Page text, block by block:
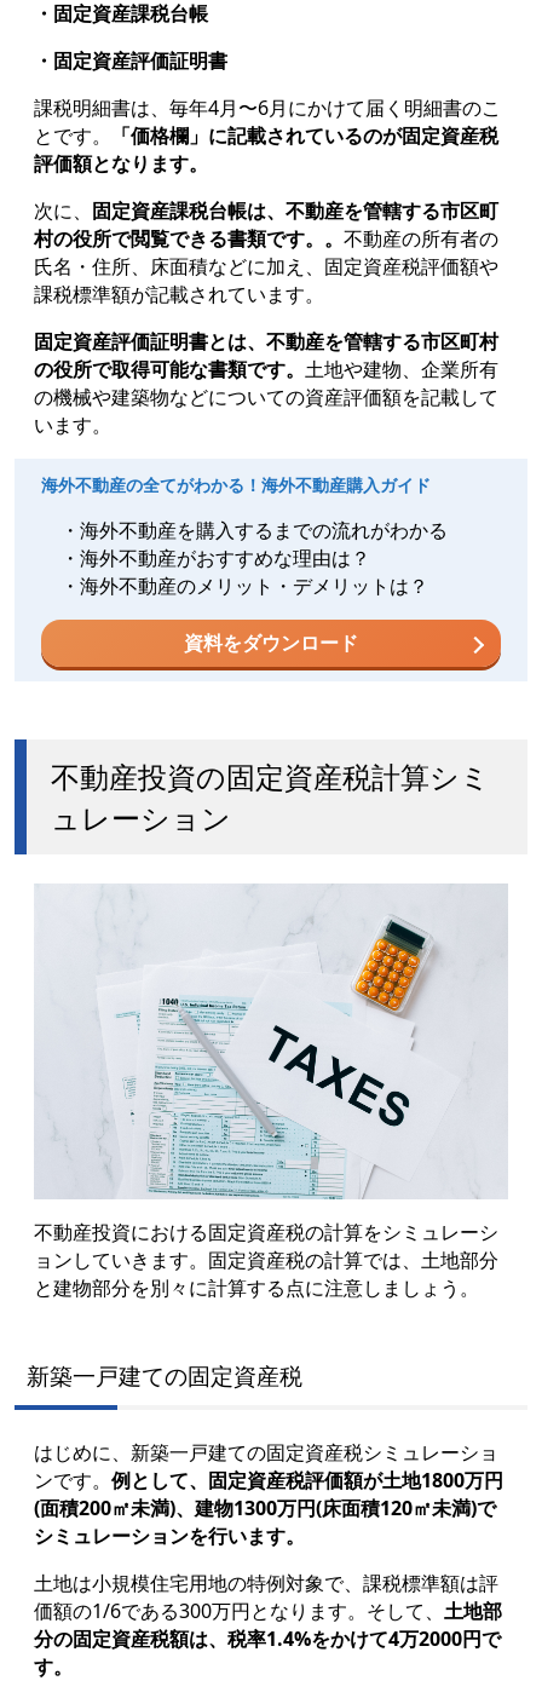
・固定資産課税台帳
・固定資産評価証明書
課税明細書は、毎年4月〜6月にかけて届く明細書のこ
とです。
「価格欄」に記載されているのが固定資産税
評価額となります。
次に、 固定資産課税台帳は、不動産を管轄する市区町
村の役所で閲覧できる書類です。。 不動産の所有者の
氏名・住所、床面積などに加え、固定資産税評価額や
課税標準額が記載されています。
固定資産評価証明書とは、不動産を管轄する市区町村
の役所で取得可能な書類です。 土地や建物、企業所有
の機械や建築物などについての資産評価額を記載して
います。
海外不動産の全てがわかる！海外不動産購入ガイド
・海外不動産を購入するまでの流れがわかる
・海外不動産がおすすめな理由は？
・海外不動産のメリット・デメリットは？
資料をダウンロード
不動産投資の固定資産税計算シミ
ュレーション
不動産投資における固定資産税の計算をシミュレーシ
ョンしていきます。固定資産税の計算では、土地部分
と建物部分を別々に計算する点に注意しましょう。
新築一戸建ての固定資産税
はじめに、新築一戸建ての固定資産税シミュレーショ
ンです。 例として、固定資産税評価額が土地1800万円
(面積200㎡未満)、建物1300万円(床面積120㎡未満)で
シミュレーションを行います。
土地は小規模住宅用地の特例対象で、課税標準額は評
価額の1/6である300万円となります。そして、 土地部
分の固定資産税額は、税率1.4%をかけて4万2000円で
す。